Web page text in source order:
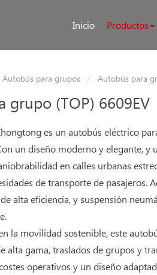
Inicio Productos
Autobús para grupos Autobús para
grupo (TOP) 6609EV
es un autobús eléctrico
un diseño moderno y elegante,
en calles urbanas
de transporte de pasajeros.
alta eficiencia, y suspensión
la movilidad sostenible, este
alta gama, traslados de grupos y
operativos y un diseño